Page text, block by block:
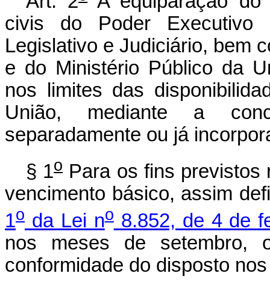
civis do Poder Executivo
Legislativo e Judiciário, bem
e do Ministério Público da
nos limites das
União, mediante a
separadamente ou já
§ 1oPara os fins previstos
vencimento básico, assim
1o da Lei no8.852, de 4 de
nos meses de setembro,
conformidade do disposto